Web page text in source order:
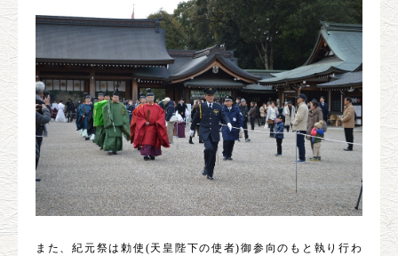
また、紀元祭は勅使(天皇陛下の使者)御参向のもと執り行わ